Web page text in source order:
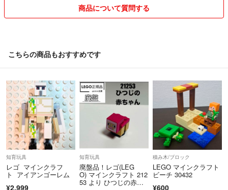
4点同時購入 360円引き
5点同時購入 480円引き
匿名配送増やしてます！
レゴlego は正規品のみ取り扱っております。
当方禁煙、かつ ペットは飼っておりません
出品がおいついていないだけで、在庫がある場合ございます。コメント
ください。
基本的には必要パーツを取り出して出品させていただいているため正規
品未使用という形をとらせていただいております。
基本的に箱ごとと書いてない商品は写真に写っているものがすべてにな
商品について質問する
こちらの商品もおすすめです
知育玩具
レゴ マインクラフ
ト アイアンゴーレム
¥2,999
知育玩具
廃盤品！レゴ(LEG
O) マインクラフト 212
53 より ひつじの赤ち
積み木/ブロック
LEGO マインクラフト
ビーチ 30432
¥600